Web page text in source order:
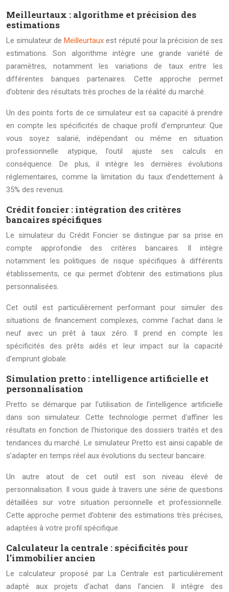
Meilleurtaux : algorithme et précision des
estimations
Le simulateur deMeilleurtauxest réputé pour la précision de ses
estimations. Son algorithme intègre une grande variété de
paramètres, notamment les variations de taux entre les
différentes banques partenaires. Cette approche permet
d’obtenir des résultats très proches de la réalité du marché.
Un des points forts de ce simulateur est sa capacité à prendre
en compte les spécificités de chaque profil d’emprunteur. Que
vous soyez salarié, indépendant ou même en situation
professionnelle atypique, l’outil ajuste ses calculs en
conséquence. De plus, il intègre les dernières évolutions
réglementaires, comme la limitation du taux d’endettement à
35% des revenus.
Crédit foncier : intégration des critères
bancaires spécifiques
Le simulateur du Crédit Foncier se distingue par sa prise en
compte approfondie des critères bancaires. Il intègre
notamment les politiques de risque spécifiques à différents
établissements, ce qui permet d’obtenir des estimations plus
personnalisées.
Cet outil est particulièrement performant pour simuler des
situations de financement complexes, comme l’achat dans le
neuf avec un prêt à taux zéro. Il prend en compte les
spécificités des prêts aidés et leur impact sur la capacité
d’emprunt globale.
Simulation pretto : intelligence artificielle et
personnalisation
Pretto se démarque par l’utilisation de l’intelligence artificielle
dans son simulateur. Cette technologie permet d’affiner les
résultats en fonction de l’historique des dossiers traités et des
tendances du marché. Le simulateur Pretto est ainsi capable de
s’adapter en temps réel aux évolutions du secteur bancaire.
Un autre atout de cet outil est son niveau élevé de
personnalisation. Il vous guide à travers une série de questions
détaillées sur votre situation personnelle et professionnelle.
Cette approche permet d’obtenir des estimations très précises,
adaptées à votre profil spécifique.
Calculateur la centrale : spécificités pour
l’immobilier ancien
Le calculateur proposé par La Centrale est particulièrement
adapté aux projets d’achat dans l’ancien. Il intègre des